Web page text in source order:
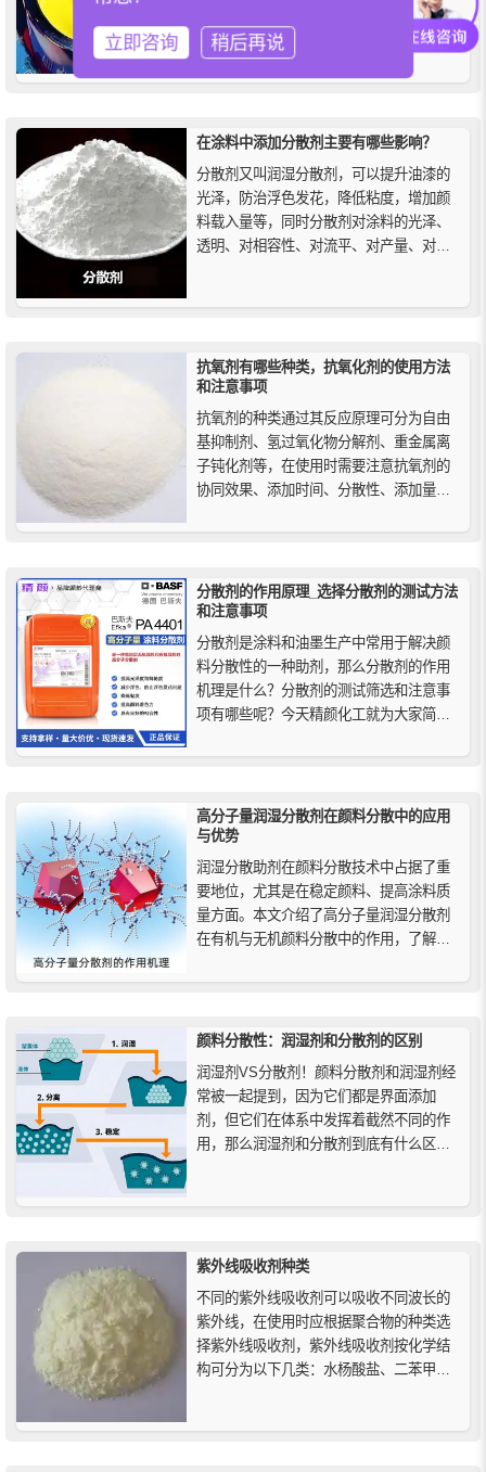
为一种必不可少的添加剂，增强了颜料在
液体介质中的稳定性。通过使用颜料分散
剂可以防止颜料和填充剂颗粒的重新组
合。这些分散剂通过吸附到颗粒表面实
位阻效应阻碍颜料颗粒的紧密接近。
在涂料中添加分散剂主要有哪些影响？
分散剂又叫润湿分散剂，可以提升油漆的
光泽，防治浮色发花，降低粘度，增加颜
料载入量等，同时分散剂对涂料的光泽、
透明、对相容性、对流平、对产量、对着
抗氧剂有哪些种类，抗氧化剂的使用方法
和注意事项
抗氧剂的种类通过其反应原理可分为自由
基抑制剂、氢过氧化物分解剂、重金属离
子钝化剂等，在使用时需要注意抗氧剂的
协同效果、添加时间、分散性、添加量
分散剂的作用原理_选择分散剂的测试方法
和注意事项
分散剂是涂料和油墨生产中常用于解决颜
料分散性的一种助剂，那么分散剂的作用
机理是什么？分散剂的测试筛选和注意事
项有哪些呢？今天精颜化工就为大家简单
高分子量润湿分散剂在颜料分散中的应用
与优势
润湿分散助剂在颜料分散技术中占据了重
要地位，尤其是在稳定颜料、提高涂料质
量方面。本文介绍了高分子量润湿分散剂
在有机与无机颜料分散中的作用，了解其
升颜料稳定性，特别是在水性涂料体系中
颜料分散性：润湿剂和分散剂的区别
润湿剂VS分散剂！颜料分散剂和润湿剂经
常被一起提到，因为它们都是界面添加
剂，但它们在体系中发挥着截然不同的作
用，那么润湿剂和分散剂到底有什么区别
紫外线吸收剂种类
不同的紫外线吸收剂可以吸收不同波长的
紫外线，在使用时应根据聚合物的种类选
择紫外线吸收剂，紫外线吸收剂按化学结
构可分为以下几类：水杨酸盐、二苯甲
立即咨询 稍后再说